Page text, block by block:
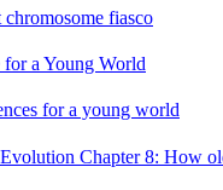
chromosome fiasco
for a Young World
for a young world
Chapter 8: How